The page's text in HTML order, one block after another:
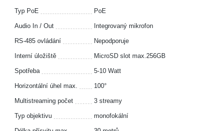
Typ PoE PoE
Audio In / Out Integrovaný mikrofon
RS-485 ovládání Nepodporuje
Interní úložiště MicroSD slot max.256GB
Spotřeba 5-10 Watt
Horizontální úhel max. 100°
Multistreaming počet 3 streamy
Typ objektivu monofokální